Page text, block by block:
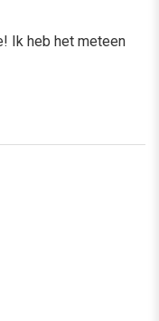
Ik heb het meteen